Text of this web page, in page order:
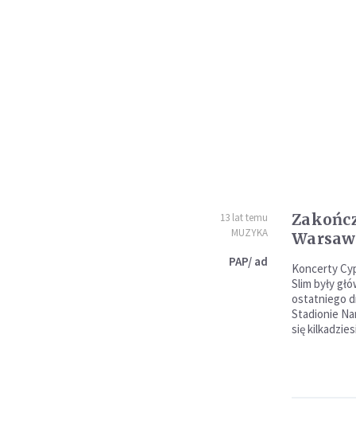
13 lat temu
MUZYKA
PAP/ ad
Koncerty
Slim były
ostatniego
Stadionie
się